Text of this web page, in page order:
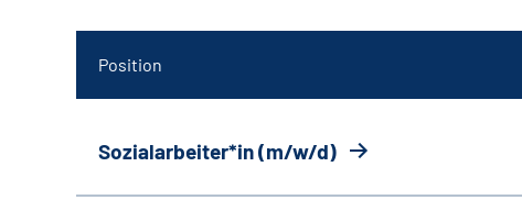
Position
Sozialarbeiter*in (m/w/d)